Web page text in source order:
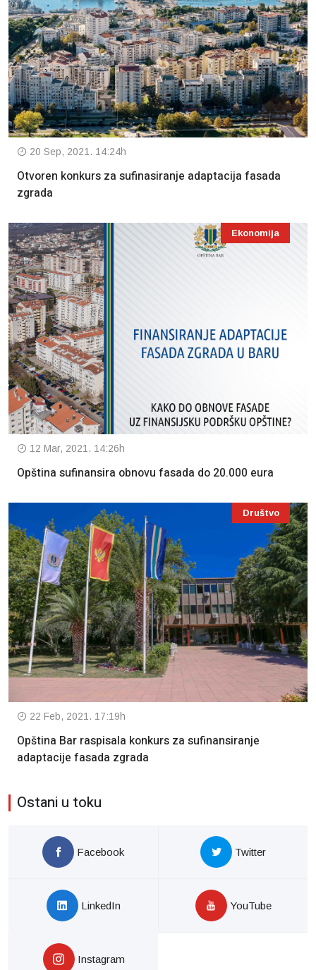
20 Sep, 2021. 14:24h
Otvoren konkurs za sufinasiranje adaptacija fasada
zgrada
Ekonomija
12 Mar, 2021. 14:26h
Opština sufinansira obnovu fasada do 20.000 eura
Društvo
22 Feb, 2021. 17:19h
Opština Bar raspisala konkurs za sufinansiranje
adaptacije fasada zgrada
Ostani u toku
Facebook Twitter
LinkedIn YouTube
Instagram